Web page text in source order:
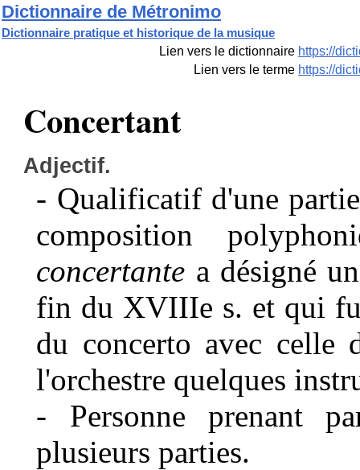
Dictionnaire de Métronimo
Dictionnaire pratique et historique de la musique
Lien vers le dictionnaire https://
Lien vers le terme https://
Concertant
Adjectif.
- Qualificatif d'une
composition
concertante a désigné
fin du XVIIIe s. et qui
du concerto avec celle
l'orchestre quelques
- Personne prenant
plusieurs parties.